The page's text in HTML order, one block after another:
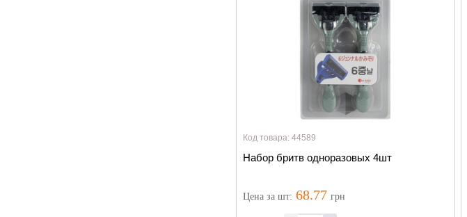
Код товара: 44589
Набор бритв одноразовых 4шт
Цена за шт: 68.77 грн